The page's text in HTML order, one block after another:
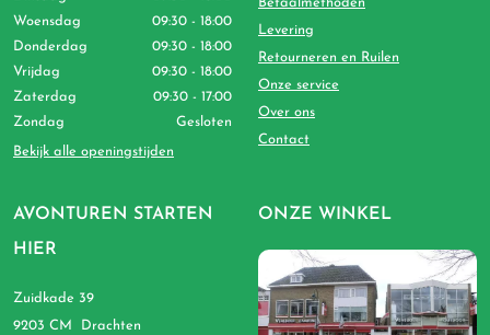
AVONTUREN STARTEN
HIER
Zuidkade 39
9203 CM Drachten
Woensdag
09:30 - 18:00
Donderdag
09:30 - 18:00
Vrijdag
09:30 - 18:00
Zaterdag
09:30 - 17:00
Zondag
Gesloten
Bekijk alle openingstijden
Betaalmethoden
Levering
Retourneren en Ruilen
Onze service
Over ons
Contact
ONZE WINKEL